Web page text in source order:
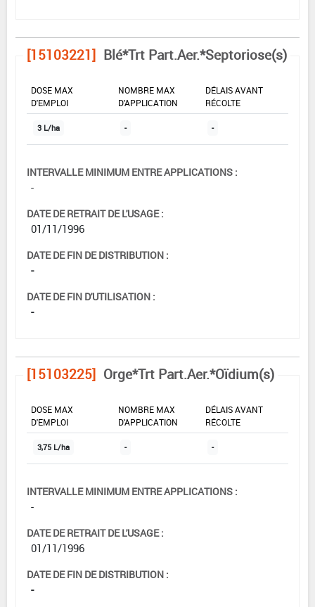
[15103221] Blé*Trt Part.Aer.*Septoriose(s)
DOSE MAX
D'EMPLOI
NOMBRE MAX
D'APPLICATION
DÉLAIS AVANT
RÉCOLTE
3 L/ha - -
INTERVALLE MINIMUM ENTRE APPLICATIONS :
-
DATE DE RETRAIT DE L'USAGE :
01/11/1996
DATE DE FIN DE DISTRIBUTION :
-
DATE DE FIN D'UTILISATION :
-
[15103225] Orge*Trt Part.Aer.*Oïdium(s)
DOSE MAX
D'EMPLOI
NOMBRE MAX
D'APPLICATION
DÉLAIS AVANT
RÉCOLTE
3,75 L/ha - -
INTERVALLE MINIMUM ENTRE APPLICATIONS :
-
DATE DE RETRAIT DE L'USAGE :
01/11/1996
DATE DE FIN DE DISTRIBUTION :
-